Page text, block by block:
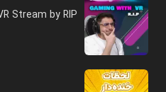
Stream by RIP